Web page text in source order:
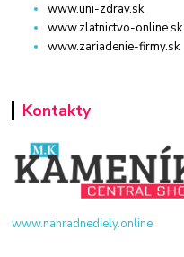
www.uni-zdrav.sk
www.zlatnictvo-online.sk
www.zariadenie-firmy.sk
Kontakty
www.nahradnediely.online